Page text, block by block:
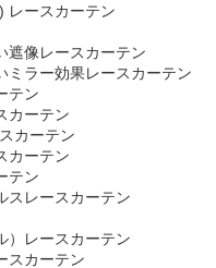
レースカーテン
遮像レースカーテン
ミラー効果レースカーテン
テン
カーテン
カーテン
カーテン
テン
スレースカーテン
）レースカーテン
スカーテン